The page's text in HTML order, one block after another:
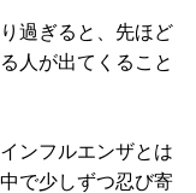
過ぎると、先ほど
人が出てくること
ンフルエンザとは
で少しずつ忍び寄